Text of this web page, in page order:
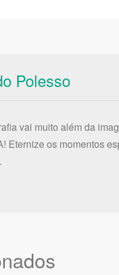
Polesso
vai muito além da
Eternize os momentos